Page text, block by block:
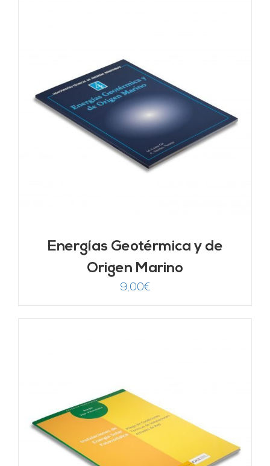
Energías Geotérmica y de
Origen Marino
9,00€